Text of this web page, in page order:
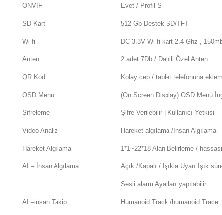
ONVIF Evet / Profil S
SD Kart 512 Gb Destek SD/TFT
Wi-fi DC 3.3V Wi-fi kart 2.4 Ghz ,
Anten 2 adet 7Db / Dahili Özel Anten
QR Kod Kolay cep / tablet telefonuna
OSD Menü (On Screen Display) OSD Menü
Şifreleme Şifre Verilebilir | Kullanıcı Yetkisi
Video Analiz Hareket algılama /İnsan Algılama
Hareket Algılama 1*1~22*18 Alan Belirleme /
AI – İnsan Algılama Açık /Kapalı / Işıkla Uyarı Işık
Sesli alarm Ayarları yapılabilir
AI –insan Takip Humanoid Track /humanoid Trace